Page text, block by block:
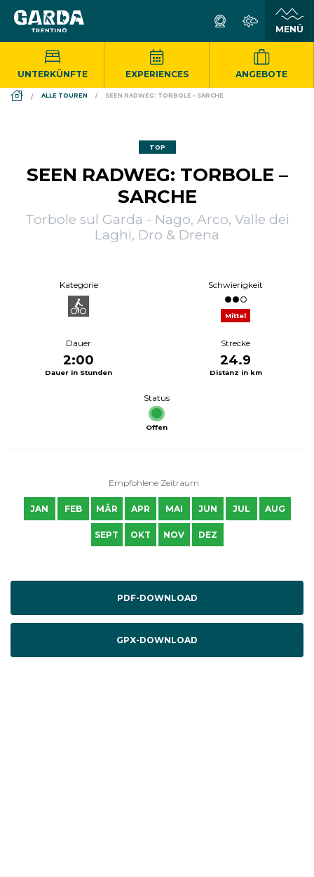
UNTERKÜNFTE EXPERIENCES ANGEBOTE
DS_BREADCRUMB.HOME
ALLE TOUREN SEEN RADWEG: TORBOLE – SARCHE
TOP
SEEN RADWEG: TORBOLE –
SARCHE
Torbole sul Garda - Nago, Arco, Valle dei
Laghi, Dro & Drena
Kategorie Schwierigkeit
Mittel
Dauer
2:00
Dauer in Stunden
Strecke
24.9
Distanz in km
Status
Offen
Empfohlene Zeitraum
JAN FEB MÄR APR MAI JUN JUL AUG
SEPT OKT NOV DEZ
PDF-DOWNLOAD
GPX-DOWNLOAD